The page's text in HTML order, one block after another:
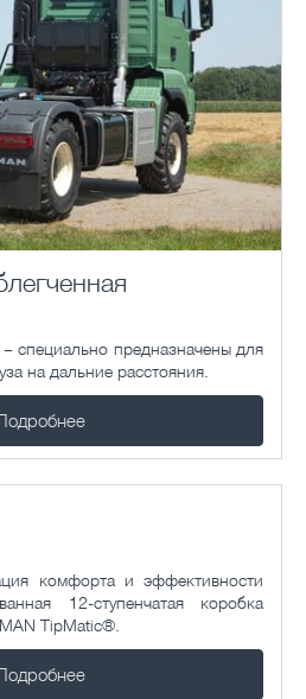
специально предназначены для
на дальние расстояния.
комфорта и эффективности
12-ступенчатая коробка
TipMatic®.